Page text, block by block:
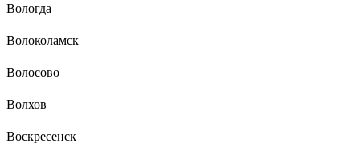
Вологда
Волоколамск
Волосово
Волхов
Воскресенск